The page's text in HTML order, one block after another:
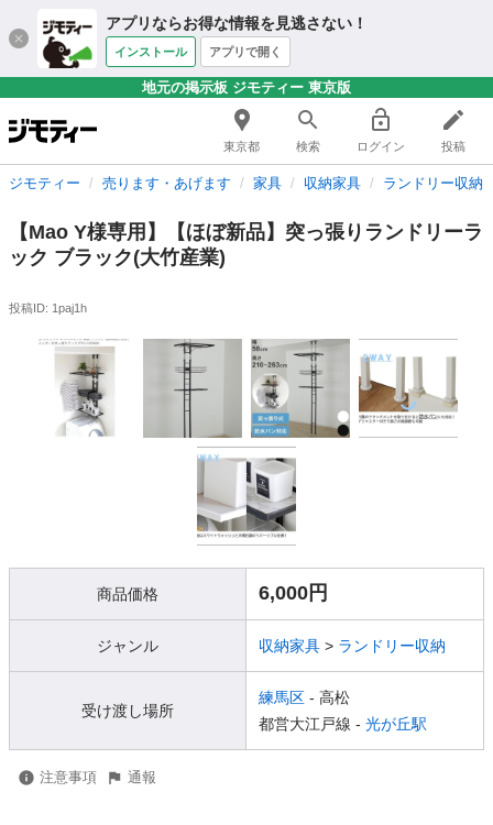
アプリならお得な情報を見逃さない！
インストール アプリで開く
地元の掲示板 ジモティー 東京版
東京都 検索 ログイン 投稿
ジモティー 売ります・あげます 家具 収納家具 ランドリー収納
【Mao Y様専用】【ほぼ新品】突っ張りランドリーラ
ック ブラック(大竹産業)
投稿ID: 1paj1h
商品価格 6,000円
ジャンル 収納家具 > ランドリー収納
受け渡し場所
練馬区 - 高松
都営大江戸線 - 光が丘駅
注意事項 通報